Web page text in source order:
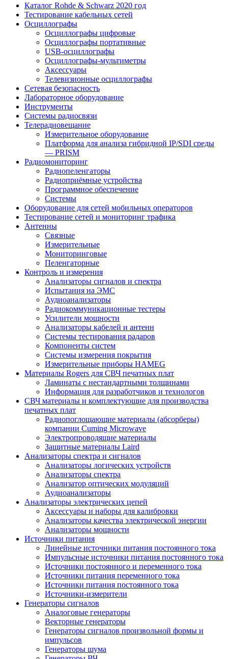
Каталог Rohde & Schwarz 2020 год
Тестирование кабельных сетей
Осциллографы
Осциллографы цифровые
Осциллографы портативные
USB-осциллографы
Осциллографы-мультиметры
Аксессуары
Телевизионные осциллографы
Сетевая безопасность
Лабораторное оборудование
Инструменты
Системы радиосвязи
Телерадиовещание
Измерительное оборудование
Платформа для анализа гибридной IP/SDI среды
— PRISM
Радиомониторинг
Радиопеленгаторы
Радиоприёмные устройства
Программное обеспечение
Системы
Оборудование для сетей мобильных операторов
Тестирование сетей и мониторинг трафика
Антенны
Связные
Измерительные
Мониторинговые
Пеленгаторные
Контроль и измерения
Анализаторы сигналов и спектра
Испытания на ЭМС
Аудиоанализаторы
Радиокоммуникационные тестеры
Усилители мощности
Анализаторы кабелей и антенн
Системы тестирования радаров
Компоненты систем
Системы измерения покрытия
Измерительные приборы HAMEG
Материалы Rogers для СВЧ печатных плат
Ламинаты с нестандартными толщинами
Информация для разработчиков и технологов
СВЧ материалы и комплектующие для производства
печатных плат
Радиопоглощающие материалы (абсорберы)
компании Cuming Microwave
Электропроводящие материалы
Защитные материалы Laird
Анализаторы спектра и сигналов
Анализаторы логических устройств
Анализаторы спектра
Анализатор оптических модуляций
Аудиоанализаторы
Анализаторы электрических цепей
Аксессуары и наборы для калибровки
Анализаторы качества электрической энергии
Анализаторы мощности
Источники питания
Линейные источники питания постоянного тока
Импульсные источники питания постоянного тока
Источники постоянного и переменного тока
Источники питания переменного тока
Источники питания постоянного тока
Источники-измерители
Генераторы сигналов
Аналоговые генераторы
Векторные генераторы
Генераторы сигналов произвольной формы и
импульсов
Генераторы шума